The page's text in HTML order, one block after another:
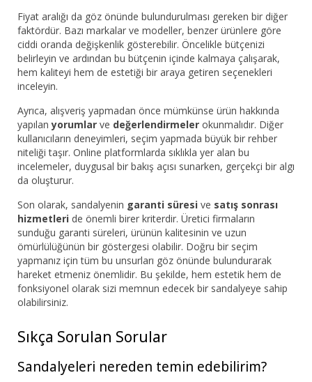
Fiyat aralığı da göz önünde bulundurulması gereken bir diğer
faktördür. Bazı markalar ve modeller, benzer ürünlere göre
ciddi oranda değişkenlik gösterebilir. Öncelikle bütçenizi
belirleyin ve ardından bu bütçenin içinde kalmaya çalışarak,
hem kaliteyi hem de estetiği bir araya getiren seçenekleri
inceleyin.
Ayrıca, alışveriş yapmadan önce mümkünse ürün hakkında
yapılanyorumlar ve değerlendirmeler okunmalıdır. Diğer
kullanıcıların deneyimleri, seçim yapmada büyük bir rehber
niteliği taşır. Online platformlarda sıklıkla yer alan bu
incelemeler, duygusal bir bakış açısı sunarken, gerçekçi bir algı
da oluşturur.
Son olarak, sandalyenin garanti süresi ve satış sonrası
hizmetleri de önemli birer kriterdir. Üretici firmaların
sunduğu garanti süreleri, ürünün kalitesinin ve uzun
ömürlülüğünün bir göstergesi olabilir. Doğru bir seçim
yapmanız için tüm bu unsurları göz önünde bulundurarak
hareket etmeniz önemlidir. Bu şekilde, hem estetik hem de
fonksiyonel olarak sizi memnun edecek bir sandalyeye sahip
olabilirsiniz.
Sıkça Sorulan Sorular
Sandalyeleri nereden temin edebilirim?